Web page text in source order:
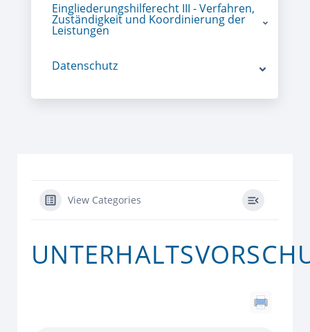
Eingliederungshilferecht III - Verfahren,
Zuständigkeit und Koordinierung der
Leistungen
Datenschutz
View Categories